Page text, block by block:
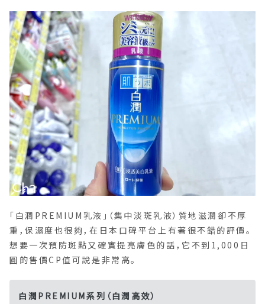
「白潤PREMIUM乳液」（集中淡斑乳液）質地滋潤卻不厚
重，保濕度也很夠，在日本口碑平台上有著很不錯的評價。
想要一次預防斑點又確實提亮膚色的話，它不到1,000日
圓的售價CP值可說是非常高。
白潤PREMIUM系列（白潤高效）